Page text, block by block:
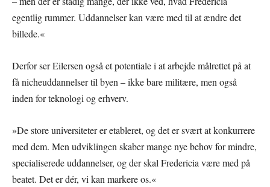
egentlig rummer. Uddannelser kan være med til at ændre det
billede.«
Derfor ser Eilersen også et potentiale i at arbejde målrettet på at
få nicheuddannelser til byen – ikke bare militære, men også
inden for teknologi og erhverv.
»De store universiteter er etableret, og det er svært at konkurrere
med dem. Men udviklingen skaber mange nye behov for mindre,
specialiserede uddannelser, og der skal Fredericia være med på
beatet. Det er dér, vi kan markere os.«